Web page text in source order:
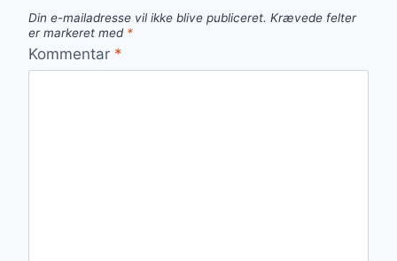
Din e-mailadresse vil ikke blive publiceret. Krævede felter
er markeret med *
Kommentar *